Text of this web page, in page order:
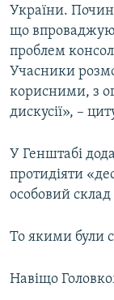
України.
що
проблем
Учасники
корисними, з
дискусії», –
У Генштабі
протидіяти
особовий склад
То якими були
Навіщо